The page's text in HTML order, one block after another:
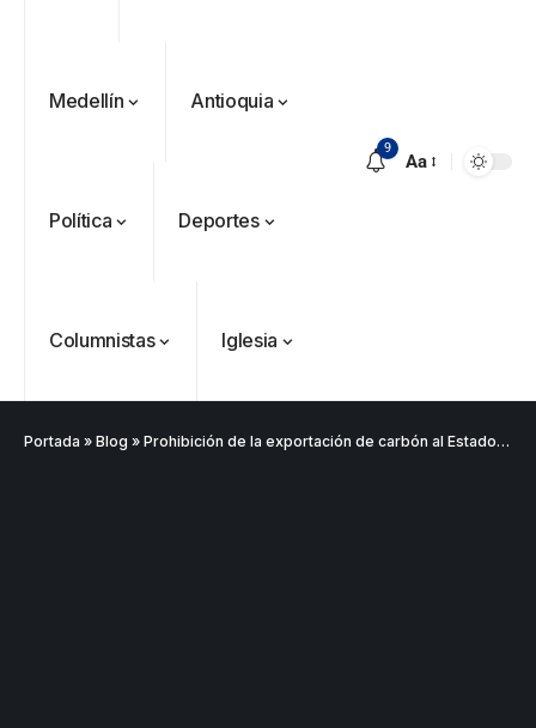
Medellín Antioquia
Política Deportes
Columnistas Iglesia
9
Aa
Portada » Blog » Prohibición de la exportación de carbón al Estado de Israel, es inconstitucional